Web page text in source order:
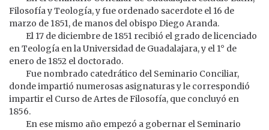
Filosofía y Teología, y fue ordenado sacerdote el 16 de
marzo de 1851, de manos del obispo Diego Aranda.
El 17 de diciembre de 1851 recibió el grado de licenciado
en Teología en la Universidad de Guadalajara, y el 1° de
enero de 1852 el doctorado.
Fue nombrado catedrático del Seminario Conciliar,
donde impartió numerosas asignaturas y le correspondió
impartir el Curso de Artes de Filosofía, que concluyó en
1856.
En ese mismo año empezó a gobernar el Seminario